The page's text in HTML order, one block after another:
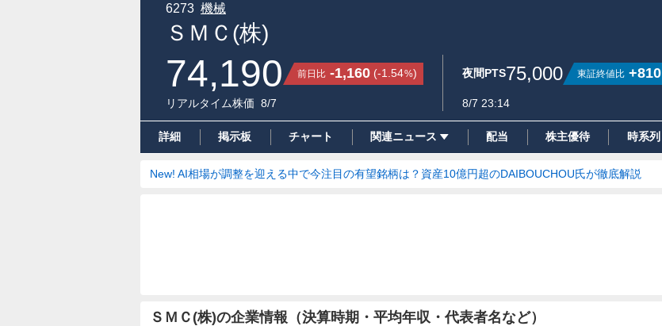
ＳＭＣ(株)
6273 機械
74,190 前日比 -1,160 (-1.54%)
リアルタイム株価 8/7
夜間PTS75,000 東証終値比 +810
8/7 23:14
詳細 掲示板 チャート 関連ニュース 配当 株主優待 時系列
New! AI相場が調整を迎える中で今注目の有望銘柄は？資産10億円超のDAIBOUCHOU氏が徹底解説
ＳＭＣ(株)の企業情報（決算時期・平均年収・代表者名など）